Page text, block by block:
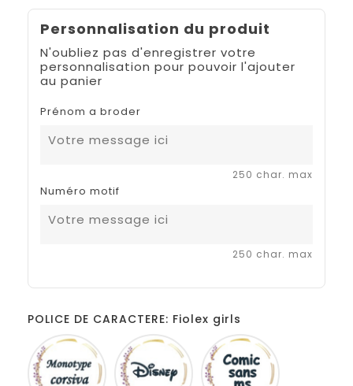
Personnalisation du produit
N'oubliez pas d'enregistrer votre
personnalisation pour pouvoir l'ajouter
au panier
Prénom a broder
250 char. max
Numéro motif
250 char. max
POLICE DE CARACTERE: Fiolex girls
Monotype
corsiva
Disney